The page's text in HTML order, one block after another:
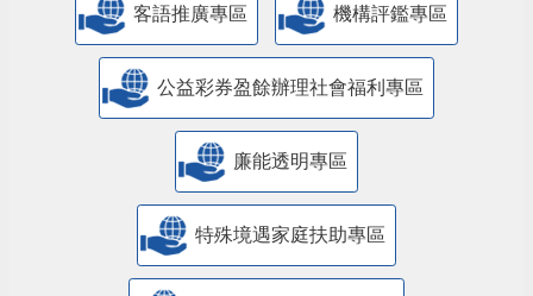
客語推廣專區 機構評鑑專區
公益彩券盈餘辦理社會福利專區
廉能透明專區
特殊境遇家庭扶助專區